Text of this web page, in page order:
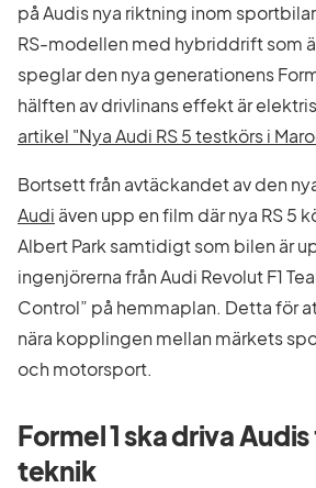
på Audis nya riktning inom
RS-modellen med hybriddrift som
speglar den nya generationens
hälften av drivlinans effekt är
artikel "Nya Audi RS 5 testkörs i
Bortsett från avtäckandet av den
Audi även upp en film där nya RS 5
Albert Park samtidigt som bilen är
ingenjörerna från Audi Revolut F1
Control” på hemmaplan. Detta för
nära kopplingen mellan märkets
och motorsport.
Formel 1 ska driva
teknik